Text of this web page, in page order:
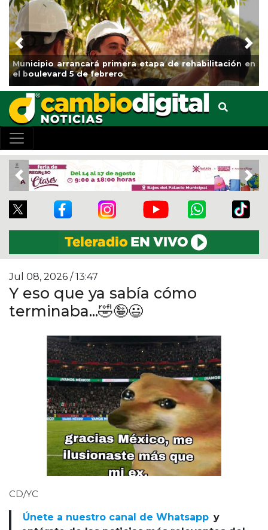
Municipio arrancará primera etapa de rehabilitación en
el boulevard 5 de febrero
Previous
Previous
Jul 08, 2026 / 13:47
Y eso que ya sabía cómo
terminaba...🤣🤪😃
CD/YC
Únete a nuestro canal de Whatsapp y